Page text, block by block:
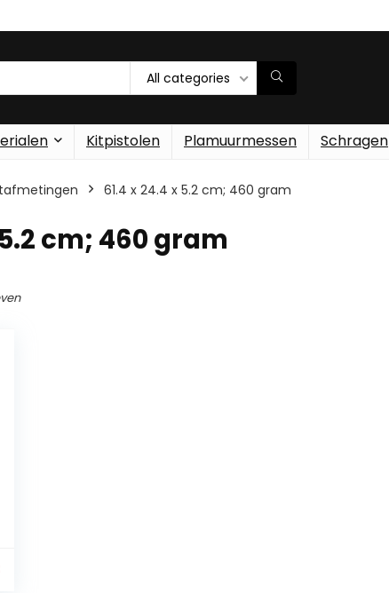
All categories
Kitpistolen Plamuurmessen Schragen
‎61.4 x 24.4 x 5.2 cm; 460 gram
cm; 460 gram